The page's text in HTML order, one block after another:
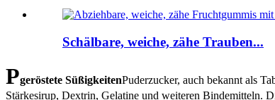
Schälbare, weiche, zähe Trauben...
Pgeröstete SüßigkeitenPuderzucker, auch bekannt als
Stärkesirup, Dextrin, Gelatine und weiteren Bindemitteln.